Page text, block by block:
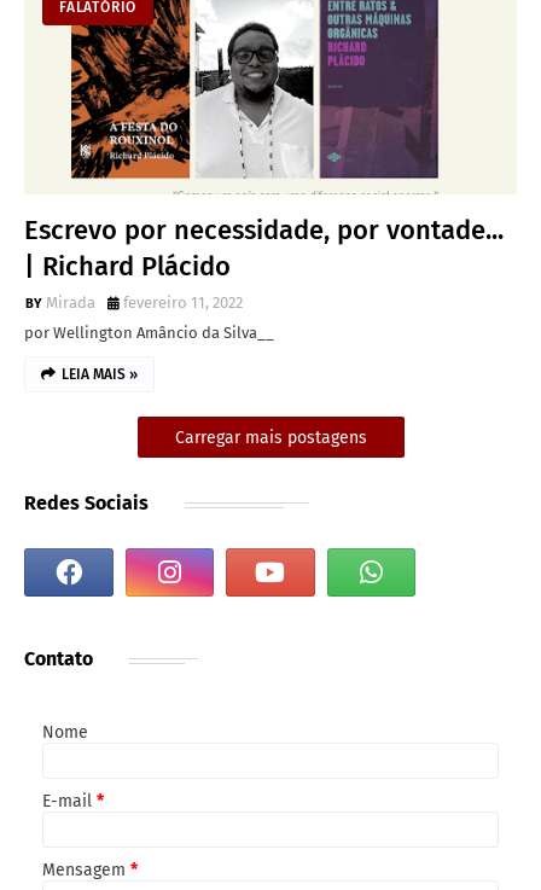
FALATÓRIO
Escrevo por necessidade, por vontade...
| Richard Plácido
Mirada
fevereiro 11, 2022
por Wellington Amâncio da Silva__
LEIA MAIS »
Carregar mais postagens
Redes Sociais
Contato
Nome
E-mail *
Mensagem *